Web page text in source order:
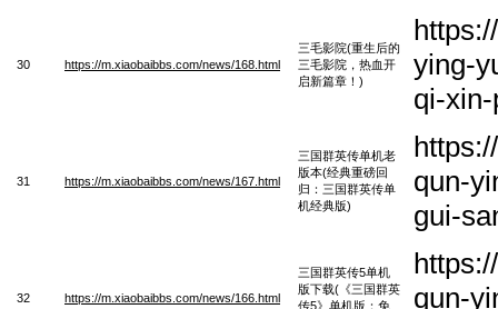
30 https://m.xiaobaibbs.com/news/168.html
三毛影院(重生后的
三毛影院，热血开
启新篇章！)
ying-
qi-
31 https://m.xiaobaibbs.com/news/167.html
三国群英传单机老
版本(经典重磅回
归：三国群英传单
机经典版)
qun-
gui-
32 https://m.xiaobaibbs.com/news/166.html
三国群英传5单机
版下载(《三国群英
传5》单机版：免
qun-